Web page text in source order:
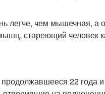
легче, чем мышечная,
стареющий человек
22 года